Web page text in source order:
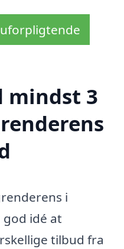
3
i
god idé at
tilbud fra